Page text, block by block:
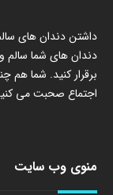
داشتن دندان های
دندان های شما سالم و
برقرار کنید. شما هم
اجتماع صحبت می
منوی وب سایت